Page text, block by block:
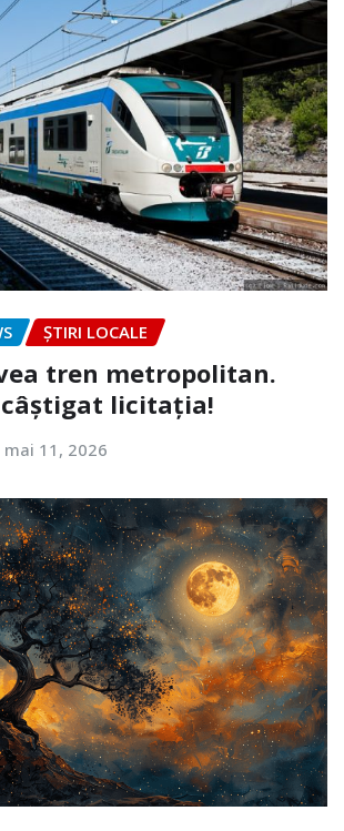
ȘTIRI LOCALE
tren metropolitan.
câștigat licitația!
mai 11, 2026